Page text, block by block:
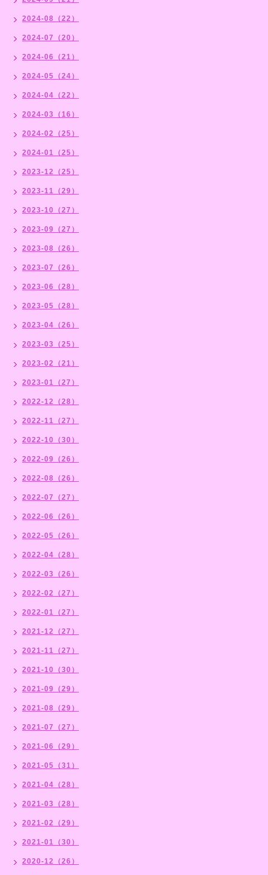
2024-08（22）
2024-07（20）
2024-06（21）
2024-05（24）
2024-04（22）
2024-03（16）
2024-02（25）
2024-01（25）
2023-12（25）
2023-11（29）
2023-10（27）
2023-09（27）
2023-08（26）
2023-07（26）
2023-06（28）
2023-05（28）
2023-04（26）
2023-03（25）
2023-02（21）
2023-01（27）
2022-12（28）
2022-11（27）
2022-10（30）
2022-09（26）
2022-08（26）
2022-07（27）
2022-06（26）
2022-05（26）
2022-04（28）
2022-03（26）
2022-02（27）
2022-01（27）
2021-12（27）
2021-11（27）
2021-10（30）
2021-09（29）
2021-08（29）
2021-07（27）
2021-06（29）
2021-05（31）
2021-04（28）
2021-03（28）
2021-02（29）
2021-01（30）
2020-12（26）